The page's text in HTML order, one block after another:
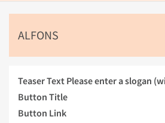
ALFONS
Teaser Text Please enter a slogan
Button Title
Button Link